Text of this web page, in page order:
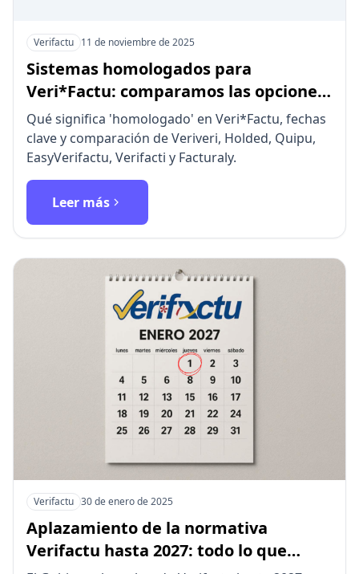
Verifactu 11 de noviembre de 2025
Sistemas homologados para
Veri*Factu: comparamos las opciones
y te ayudamos a elegir
Qué significa 'homologado' en Veri*Factu, fechas
clave y comparación de Veriveri, Holded, Quipu,
EasyVerifactu, Verifacti y Facturaly.
Leer más
Verifactu 30 de enero de 2025
Aplazamiento de la normativa
Verifactu hasta 2027: todo lo que